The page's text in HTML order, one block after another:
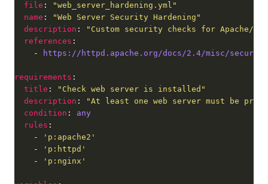
file :
"web_server_hardening.yml"
name :
"Web Server Security Hardening"
description :
"Custom security checks for Apache/
references
    -
https://httpd.apache.org/docs/2.4/misc/
requirements
title :
"Check web server is installed"
description :
"At least one web server must be
condition : any
rules
    -
'p:apache2'
    -
'p:httpd'
    -
'p:nginx'